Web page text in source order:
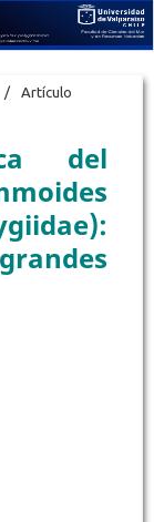
/ Artículo
del